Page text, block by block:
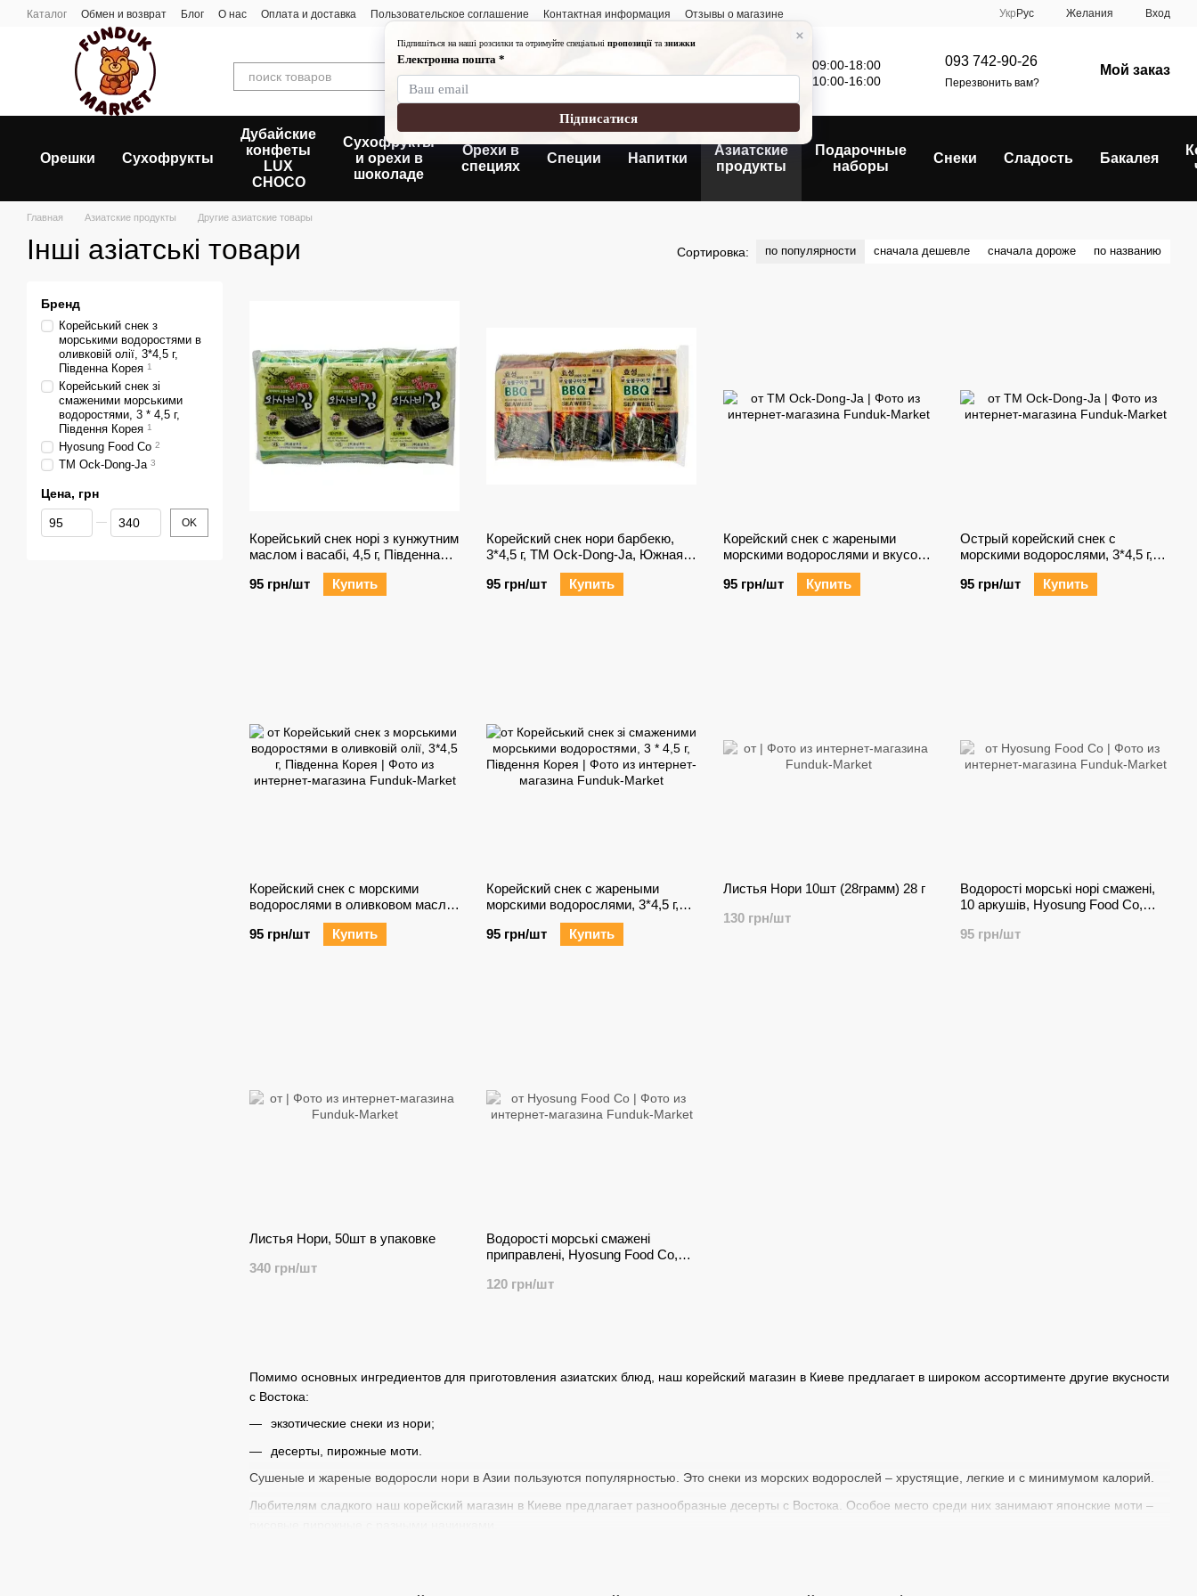
Перейти к основному контенту
Каталог Обмен и возврат Блог О нас Оплата и доставка Пользовательское соглашение Контактная информация Отзывы о магазине Укр Рус Желания Вход
График работы:
Понедельник-пятница: 09:00-18:00
Суббота- воскресенье: 10:00-16:00
093 742-90-26
Перезвонить вам?
Мой заказ
Орешки Сухофрукты
Дубайские
конфеты
LUX
CHOCO
Сухофрукты
и орехи в
шоколаде
Орехи в
специях
Специи Напитки
Азиатские
продукты
Подарочные
наборы
Снеки Сладость Бакалея
Главная Азиатские продукты Другие азиатские товары
Інші азіатські товари Сортировка: по популярности сначала дешевле сначала дороже по названию
Помимо основных ингредиентов для приготовления азиатских блюд, наш корейский магазин в Киеве предлагает в широком ассортименте другие вкусности
с Востока:
экзотические снеки из нори;
десерты, пирожные моти.
Сушеные и жареные водоросли нори в Азии пользуются популярностью. Это снеки из морских водорослей – хрустящие, легкие и с минимумом калорий.
Любителям сладкого наш корейский магазин в Киеве предлагает разнообразные десерты с Востока. Особое место среди них занимают японские моти –
Корейський снек норі з кунжутним
маслом і васабі, 4,5 г, Південна
Корея Цена за упаковку (3шт в
упаковке) 4, 5 г
95 грн/шт Купить
Корейский снек нори барбекю,
3*4,5 г, ТМ Ock-Dong-Ja, Южная
95 грн/шт
Купить
Корейский снек с жареными
морскими водорослями и вкусом
черники, 3*4 г, Южная Корея
95 грн/шт
Купить
Острый корейский снек с
морскими водорослями, 3*4,5 г,
Южная Корея
95 грн/шт
Купить
Корейский снек с морскими
водорослями в оливковом масле,
3*4,5 г, Южная Корея
95 грн/шт
Купить
Корейский снек с жареными
морскими водорослями, 3*4,5 г,
Южная Корея
95 грн/шт
Купить
Листья Нори 10шт (28грамм) 28 г
130 грн/шт
Водорості морські норі смажені,
10 аркушів, Hyosung Food Co,
95 грн/шт
Листья Нори, 50шт в упаковке
340 грн/шт
Водорості морські смажені
приправлені, Hyosung Food Co,
120 грн/шт
Бренд
Корейський снек з
морськими водоростями в
оливковій олії, 3*4,5 г,
Південна Корея 1
Корейський снек зі
смаженими морськими
водоростями, 3 * 4,5 г,
Південня Корея 1
Hyosung Food Co 2
ТМ Ock-Dong-Ja 3
Цена, грн
От Цена, грн
До Цена, грн OK